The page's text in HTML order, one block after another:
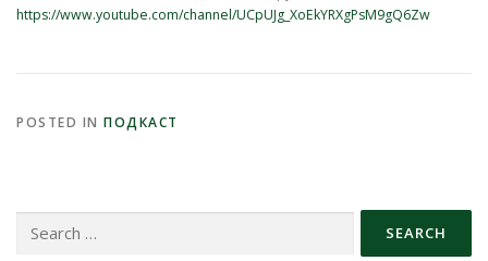
https://www.youtube.com/channel/UCpUJg_XoEkYRXgPsM9gQ6Zw
POSTED IN ПОДКАСТ
for: